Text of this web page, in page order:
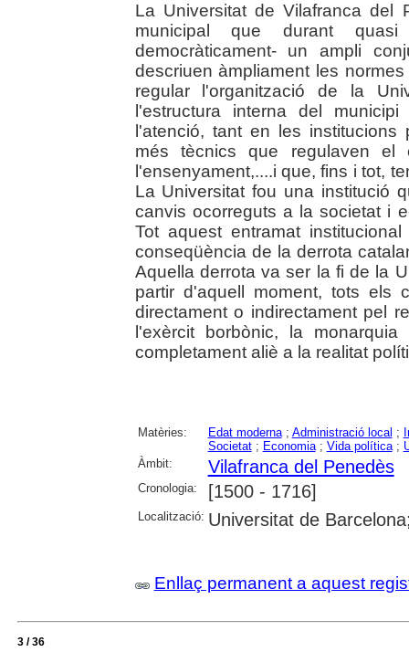
La Universitat de Vilafranca del
municipal que durant
democràticament- un ampli
descriuen àmpliament les
regular l'organització de la
l'estructura interna del
l'atenció, tant en les
més tècnics que regulaven el
l'ensenyament,....i que, fins i tot,
La Universitat fou una institució
canvis ocorreguts a la societat i
Tot aquest entramat
conseqüència de la derrota
Aquella derrota va ser la fi de la
partir d'aquell moment, tots els
directament o indirectament pel
l'exèrcit borbònic, la
completament aliè a la realitat
Matèries: Edat moderna; Administració local ;
Societat; Economia; Vida política;
Àmbit:
Vilafranca del Penedès
Cronologia: [1500 - 1716]
Localització: Universitat de
Enllaç permanent a aquest
3 / 36